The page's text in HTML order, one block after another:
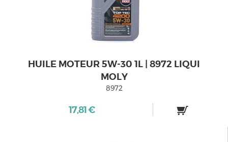
HUILE MOTEUR 5W-30 1L | 8972 LIQUI
MOLY
8972
17,81 €